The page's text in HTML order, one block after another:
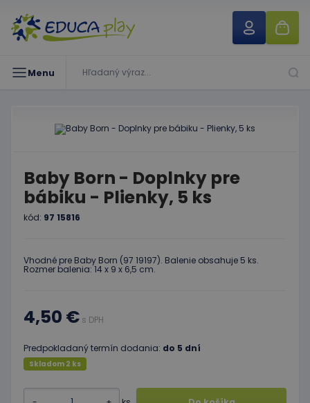
Menu
Baby Born - Doplnky pre
bábiku - Plienky, 5 ks
kód: 97 15816
Vhodné pre Baby Born (97 19197). Balenie obsahuje 5 ks.
Rozmer balenia: 14 x 9 x 6,5 cm.
4,50 € s DPH
Predpokladaný termín dodania: do 5 dní
Skladom 2 ks